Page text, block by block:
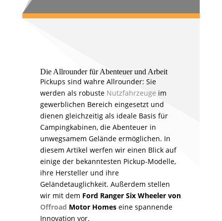
Die Allrounder für Abenteuer und Arbeit
Pickups sind wahre Allrounder: Sie
werden als robuste Nutzfahrzeuge im
gewerblichen Bereich eingesetzt und
dienen gleichzeitig als ideale Basis für
Campingkabinen, die Abenteuer in
unwegsamem Gelände ermöglichen. In
diesem Artikel werfen wir einen Blick auf
einige der bekanntesten Pickup-Modelle,
ihre Hersteller und ihre
Geländetauglichkeit. Außerdem stellen
wir mit dem Ford Ranger Six Wheeler von
Offroad Motor Homeseine spannende
Innovation vor.